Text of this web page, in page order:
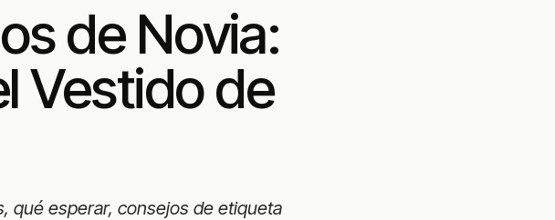
de Novia:
Vestido de
qué esperar, consejos de etiqueta